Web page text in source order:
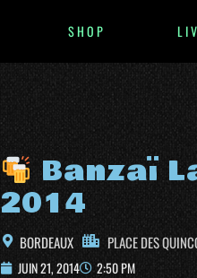
SHOP
Banzaï
2014
BORDEAUX PLACE DES
JUIN 21, 2014 2:50 PM